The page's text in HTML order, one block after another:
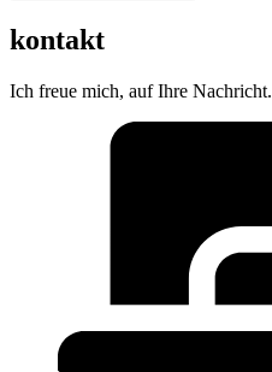
kontakt
Ich freue mich, auf Ihre Nachricht.